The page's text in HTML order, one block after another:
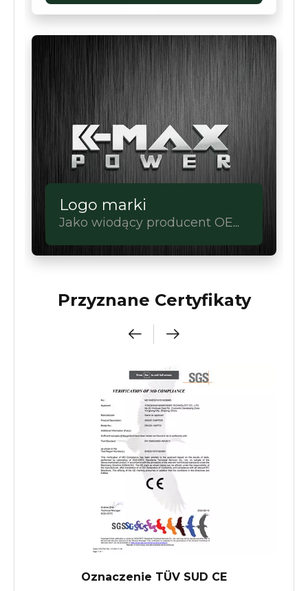
personalizacja.
Logo marki
Jako wiodący producent OEM
to.
Przyznane Certyfikaty
Oznaczenie TÜV SUD CE